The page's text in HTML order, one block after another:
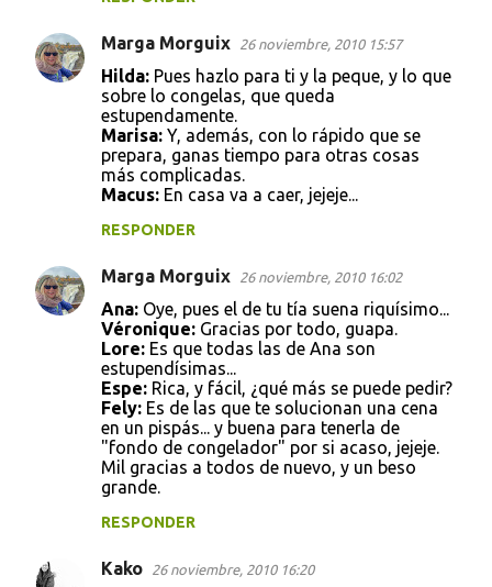
Marga Morguix 26 noviembre, 2010 15:57
Hilda: Pues hazlo para ti y la peque, y lo que
sobre lo congelas, que queda
estupendamente.
Marisa: Y, además, con lo rápido que se
prepara, ganas tiempo para otras cosas
más complicadas.
Macus: En casa va a caer, jejeje...
RESPONDER
Marga Morguix 26 noviembre, 2010 16:02
Ana: Oye, pues el de tu tía suena riquísimo...
Véronique: Gracias por todo, guapa.
Lore: Es que todas las de Ana son
estupendísimas...
Espe: Rica, y fácil, ¿qué más se puede pedir?
Fely: Es de las que te solucionan una cena
en un pispás... y buena para tenerla de
"fondo de congelador" por si acaso, jejeje.
Mil gracias a todos de nuevo, y un beso
grande.
RESPONDER
Kako 26 noviembre, 2010 16:20